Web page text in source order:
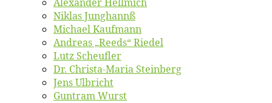
Ni­klas Junghannß
Mi­cha­el Kaufmann
An­dre­as „Reeds“ Riedel
Lutz Scheuf­ler
Dr. Chris­­ta-Ma­ria Steinberg
Jens Ulb­richt
Gun­tram Wurst